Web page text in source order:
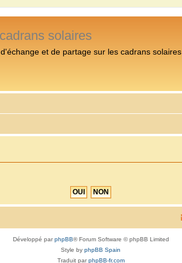
solaires
et de partage sur les cadrans solaires
Développé parphpBB® Forum Software © phpBB Limited
Style by phpBB Spain
Traduit parphpBB-fr.com